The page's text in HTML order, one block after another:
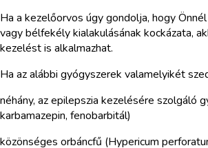
Ha a kezelőorvos úgy gondolja, hogy
vagy bélfekély kialakulásának kockázata,
kezelést is alkalmazhat.
Ha az alábbi gyógyszerek valamelyikét
néhány, az epilepszia kezelésére szolgáló
karbamazepin, fenobarbitál)
közönséges orbáncfű (Hypericum